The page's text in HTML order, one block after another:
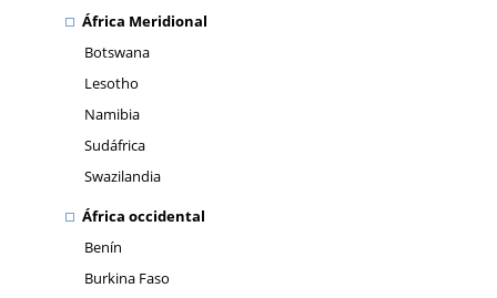
África Meridional
Botswana
Lesotho
Namibia
Sudáfrica
Swazilandia
África occidental
Benín
Burkina Faso